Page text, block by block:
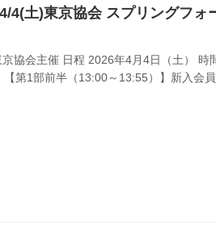
4(土)東京協会 スプリングフォ
協会主催 日程 2026年4月4日（土） 時
第1部前半（13:00～13:55）】新入会